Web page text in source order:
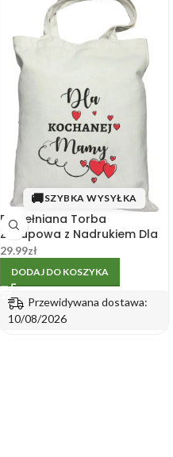
🚚SZYBKA WYSYŁKA
Bawełniana Torba
Zakupowa z Nadrukiem Dla
Kochanej Mamy
29.99zł
DODAJ DO KOSZYKA
Przewidywana dostawa:
10/08/2026